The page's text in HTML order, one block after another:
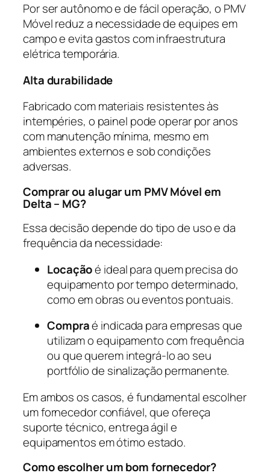
Por ser autônomo e de fácil operação, o PMV
Móvel reduz a necessidade de equipes em
campo e evita gastos com infraestrutura
elétrica temporária.
Alta durabilidade
Fabricado com materiais resistentes às
intempéries, o painel pode operar por anos
com manutenção mínima, mesmo em
ambientes externos e sob condições
adversas.
Comprar ou alugar um PMV Móvel em
Delta – MG?
Essa decisão depende do tipo de uso e da
frequência da necessidade:
Locaçãoé ideal para quem precisa do
equipamento por tempo determinado,
como em obras ou eventos pontuais.
Compraé indicada para empresas que
utilizam o equipamento com frequência
ou que querem integrá-lo ao seu
portfólio de sinalização permanente.
Em ambos os casos, é fundamental escolher
um fornecedor confiável, que ofereça
suporte técnico, entrega ágil e
equipamentos em ótimo estado.
Como escolher um bom fornecedor?